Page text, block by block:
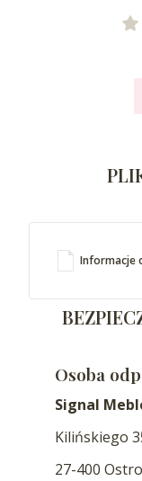
Informacje
Osoba
Signal
Kilińskiego
27-400